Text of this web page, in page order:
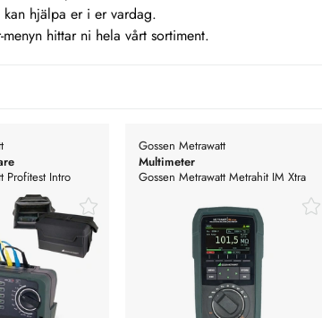
kan hjälpa er i er vardag.
hittar ni hela vårt sortiment.
Profitest Intro
och Väska
Gossen Metrawatt
Multimeter
Gossen Metrawatt Metrahit IM Xtra